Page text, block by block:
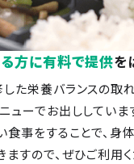
方に有料で提供を
た栄養バランスの取
ューでお出ししていま
食事をすることで、身
すので、ぜひご利用く